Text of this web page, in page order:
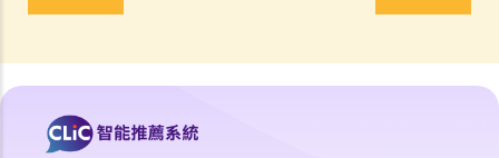
6. 经营当押商业务